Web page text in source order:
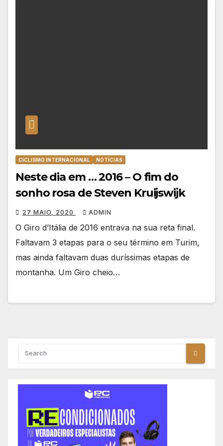
CICLISMO INTERNACIONAL NOTÍCIAS
Neste dia em … 2016 – O fim do
sonho rosa de Steven Kruijswijk
27 MAIO, 2020 ADMIN
O Giro d’Itália de 2016 entrava na sua reta final.
Faltavam 3 etapas para o seu término em Turim,
mas ainda faltavam duas duríssimas etapas de
montanha. Um Giro cheio…